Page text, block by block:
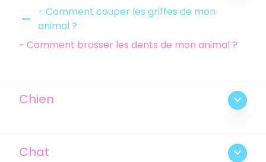
remove
- Comment couper les griffes de mon
animal ?
- Comment brosser les dents de mon animal ?
Chien expand_more
Chat expand_more